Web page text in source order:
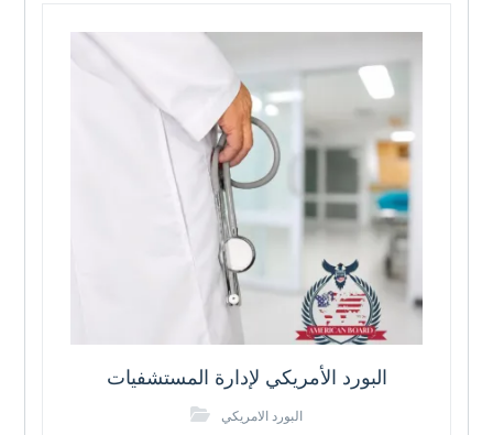
البورد الأمريكي لإدارة المستشفيات
البورد الامريكي